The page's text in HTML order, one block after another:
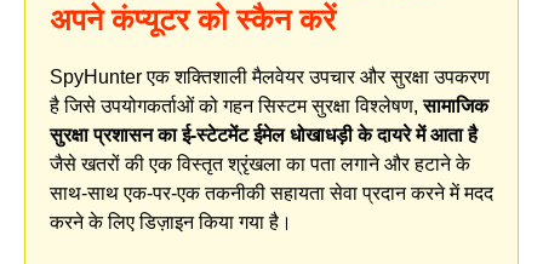
अपने कंप्यूटर को स्कैन करें
SpyHunter एक शक्तिशाली मैलवेयर उपचार और सुरक्षा उपकरण
है जिसे उपयोगकर्ताओं को गहन सिस्टम सुरक्षा विश्लेषण,सामाजिक
सुरक्षा प्रशासन का ई-स्टेटमेंट ईमेल धोखाधड़ी के दायरे में आता है
जैसे खतरों की एक विस्तृत श्रृंखला का पता लगाने और हटाने के
साथ-साथ एक-पर-एक तकनीकी सहायता सेवा प्रदान करने में मदद
करने के लिए डिज़ाइन किया गया है।